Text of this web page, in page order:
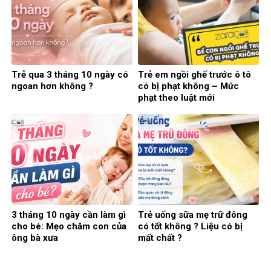
Trẻ qua 3 tháng 10 ngày có
ngoan hơn không ?
Trẻ em ngồi ghế trước ô tô
có bị phạt không – Mức
phạt theo luật mới
3 tháng 10 ngày cần làm gì
cho bé: Mẹo chăm con của
ông bà xưa
Trẻ uống sữa mẹ trữ đông
có tốt không ? Liệu có bị
mất chất ?